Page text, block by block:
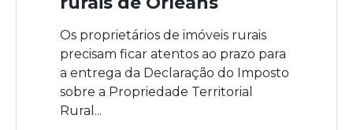
Os proprietários de imóveis rurais
precisam ficar atentos ao prazo para
a entrega da Declaração do Imposto
sobre a Propriedade Territorial
Rural...